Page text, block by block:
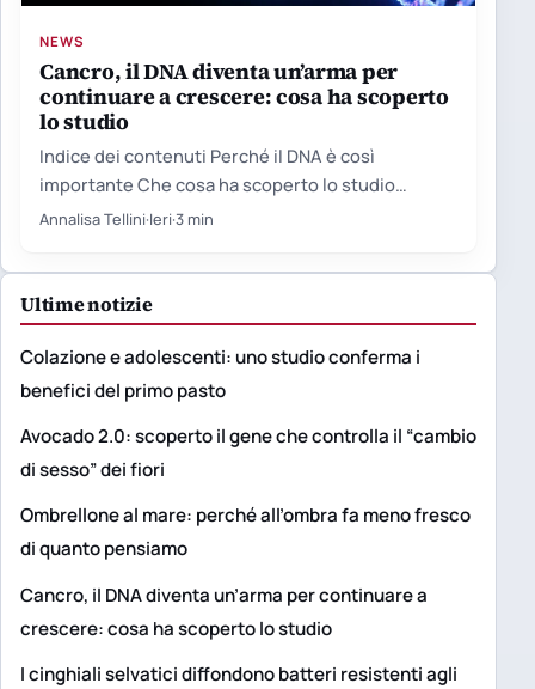
NEWS
Cancro, il DNA diventa un’arma per
continuare a crescere: cosa ha scoperto
lo studio
Indice dei contenuti Perché il DNA è così
importante Che cosa ha scoperto lo studio
Perché più mutazioni…
Annalisa Tellini·Ieri·3 min
Ultime notizie
Colazione e adolescenti: uno studio conferma i
benefici del primo pasto
Avocado 2.0: scoperto il gene che controlla il “cambio
di sesso” dei fiori
Ombrellone al mare: perché all’ombra fa meno fresco
di quanto pensiamo
Cancro, il DNA diventa un’arma per continuare a
crescere: cosa ha scoperto lo studio
I cinghiali selvatici diffondono batteri resistenti agli